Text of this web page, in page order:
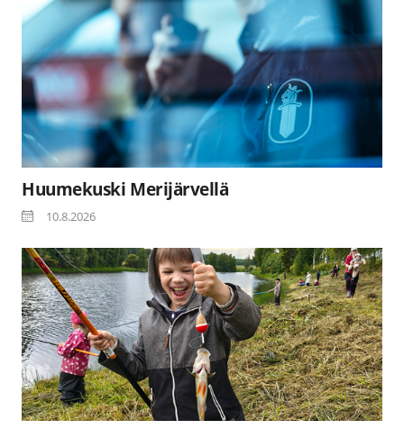
Huumekuski Merijärvellä
10.8.2026